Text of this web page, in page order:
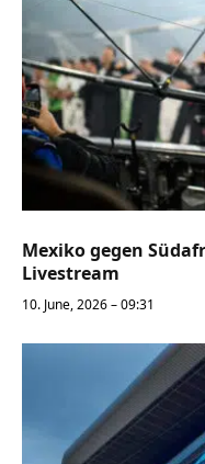
Mexiko gegen
Livestream
10. June, 2026 – 09:31